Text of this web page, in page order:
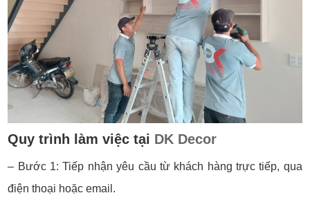
Quy trình làm việc tại DK Decor
– Bước 1: Tiếp nhận yêu cầu từ khách hàng trực tiếp, qua
điện thoại hoặc email.